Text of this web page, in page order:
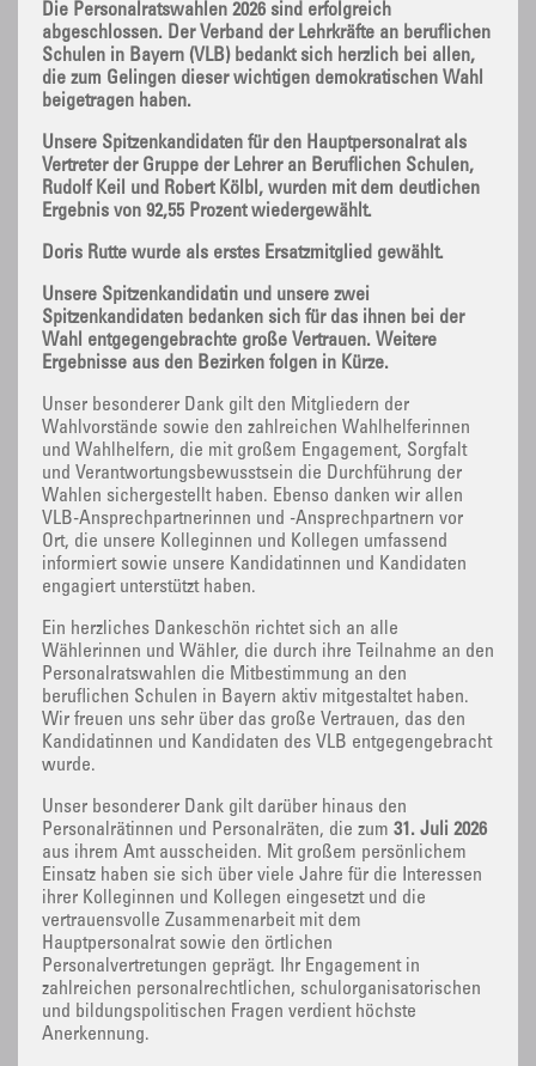
Die Personalratswahlen 2026 sind erfolgreich
abgeschlossen. Der Verband der Lehrkräfte an beruflichen
Schulen in Bayern (VLB) bedankt sich herzlich bei allen,
die zum Gelingen dieser wichtigen demokratischen Wahl
beigetragen haben.
Unsere Spitzenkandidaten für den Hauptpersonalrat als
Vertreter der Gruppe der Lehrer an Beruflichen Schulen,
Rudolf Keil und Robert Kölbl, wurden mit dem deutlichen
Ergebnis von 92,55 Prozent wiedergewählt.
Doris Rutte wurde als erstes Ersatzmitglied gewählt.
Unsere Spitzenkandidatin und unsere zwei
Spitzenkandidaten bedanken sich für das ihnen bei der
Wahl entgegengebrachte große Vertrauen. Weitere
Ergebnisse aus den Bezirken folgen in Kürze.
Unser besonderer Dank gilt den Mitgliedern der
Wahlvorstände sowie den zahlreichen Wahlhelferinnen
und Wahlhelfern, die mit großem Engagement, Sorgfalt
und Verantwortungsbewusstsein die Durchführung der
Wahlen sichergestellt haben. Ebenso danken wir allen
VLB-Ansprechpartnerinnen und -Ansprechpartnern vor
Ort, die unsere Kolleginnen und Kollegen umfassend
informiert sowie unsere Kandidatinnen und Kandidaten
engagiert unterstützt haben.
Ein herzliches Dankeschön richtet sich an alle
Wählerinnen und Wähler, die durch ihre Teilnahme an den
Personalratswahlen die Mitbestimmung an den
beruflichen Schulen in Bayern aktiv mitgestaltet haben.
Wir freuen uns sehr über das große Vertrauen, das den
Kandidatinnen und Kandidaten des VLB entgegengebracht
wurde.
Unser besonderer Dank gilt darüber hinaus den
Personalrätinnen und Personalräten, die zum 31. Juli 2026
aus ihrem Amt ausscheiden. Mit großem persönlichem
Einsatz haben sie sich über viele Jahre für die Interessen
ihrer Kolleginnen und Kollegen eingesetzt und die
vertrauensvolle Zusammenarbeit mit dem
Hauptpersonalrat sowie den örtlichen
Personalvertretungen geprägt. Ihr Engagement in
zahlreichen personalrechtlichen, schulorganisatorischen
und bildungspolitischen Fragen verdient höchste
Anerkennung.